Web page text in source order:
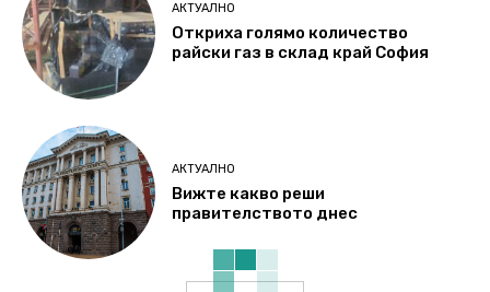
АКТУАЛНО
Откриха голямо количество
райски газ в склад край София
АКТУАЛНО
Вижте какво реши
правителството днес